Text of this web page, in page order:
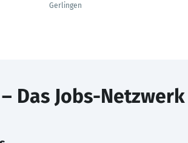
Gerlingen
– Das Jobs-Netzwerk